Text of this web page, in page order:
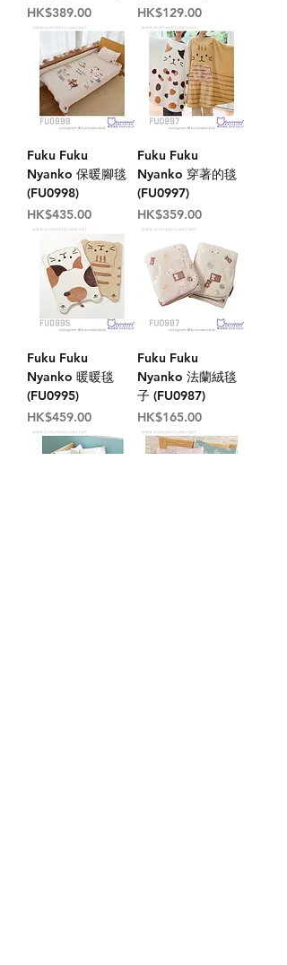
價格
HK$389.00
價格
HK$129.00
Fuku Fuku
Nyanko 保暖腳毯
(FU0998)
價格
HK$435.00
Fuku Fuku
Nyanko 穿著的毯
(FU0997)
價格
HK$359.00
Fuku Fuku
Nyanko 暖暖毯
(FU0995)
價格
HK$459.00
Fuku Fuku
Nyanko 法蘭絨毯
子 (FU0987)
價格
HK$165.00